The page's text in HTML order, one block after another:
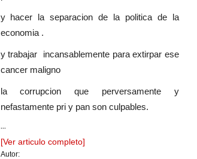
y hacer la separacion de la politica de la
economia .
y trabajar incansablemente para extirpar ese
cancer maligno
la corrupcion que perversamente y
nefastamente pri y pan son culpables.
...
[Ver articulo completo]
Autor: